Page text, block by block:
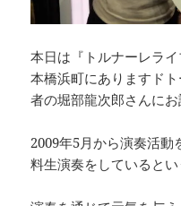
本日は『トルナーレラ
本橋浜町にありますド
者の堀部龍次郎さんにお
2009年5月から演奏活
料生演奏をしているとい